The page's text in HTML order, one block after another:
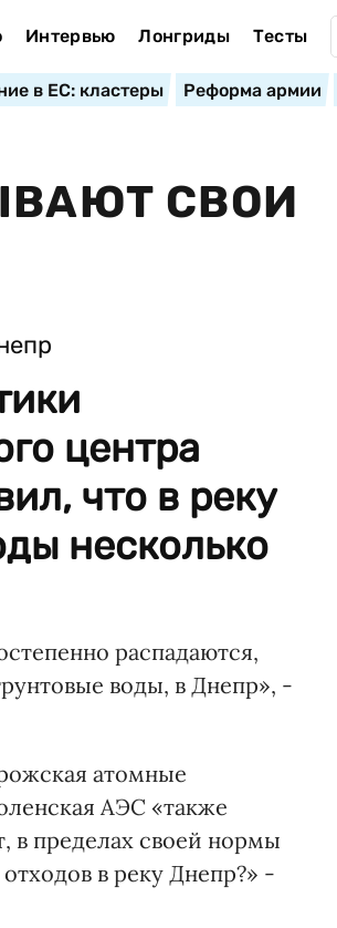
Интервью Лонгриды Тесты
в ЕС: кластеры Реформа армии
СВОИ
центра
что в реку
несколько
распадаются,
воды, в Днепр», -
атомные
АЭС «также
в пределах своей нормы
в реку Днепр?» -